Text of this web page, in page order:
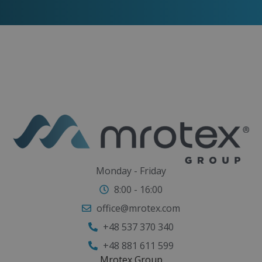
completing a full series of treatments. Those
Monday - Friday
8:00 - 16:00
office@mrotex.com
+48 537 370 340
+48 881 611 599
Mrotex Group